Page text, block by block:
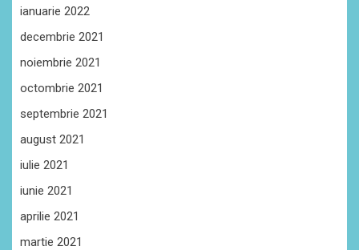
ianuarie 2022
decembrie 2021
noiembrie 2021
octombrie 2021
septembrie 2021
august 2021
iulie 2021
iunie 2021
aprilie 2021
martie 2021